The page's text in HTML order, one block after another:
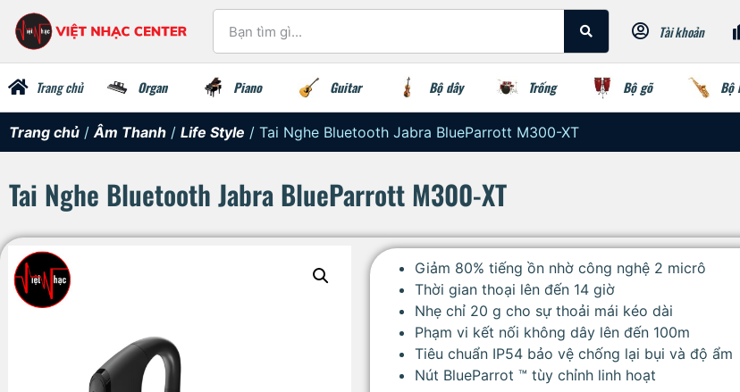
Tài khoản
Trang chủ Organ Piano Guitar Bộ dây Trống Bộ gõ Bộ
Trang chủ / Âm Thanh / Life Style / Tai Nghe Bluetooth Jabra BlueParrott M300-XT
Tai Nghe Bluetooth Jabra BlueParrott M300-XT
Giảm 80% tiếng ồn nhờ công nghệ 2 micrô
Thời gian thoại lên đến 14 giờ
Nhẹ chỉ 20 g cho sự thoải mái kéo dài
Phạm vi kết nối không dây lên đến 100m
Tiêu chuẩn IP54 bảo vệ chống lại bụi và độ ẩm
Nút BlueParrot ™ tùy chỉnh linh hoạt